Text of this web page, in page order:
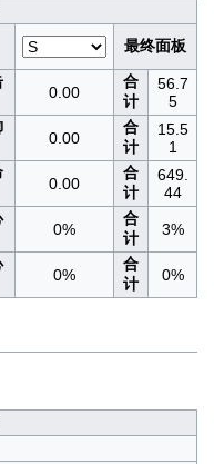
最终面板
0.00
合
计
56.7
5
0.00
合
计
15.5
1
0.00
合
计
649.
44
0%
合
计
3%
0%
合
计
0%